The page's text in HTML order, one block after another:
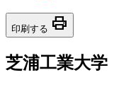
印刷する print
芝浦工業大学